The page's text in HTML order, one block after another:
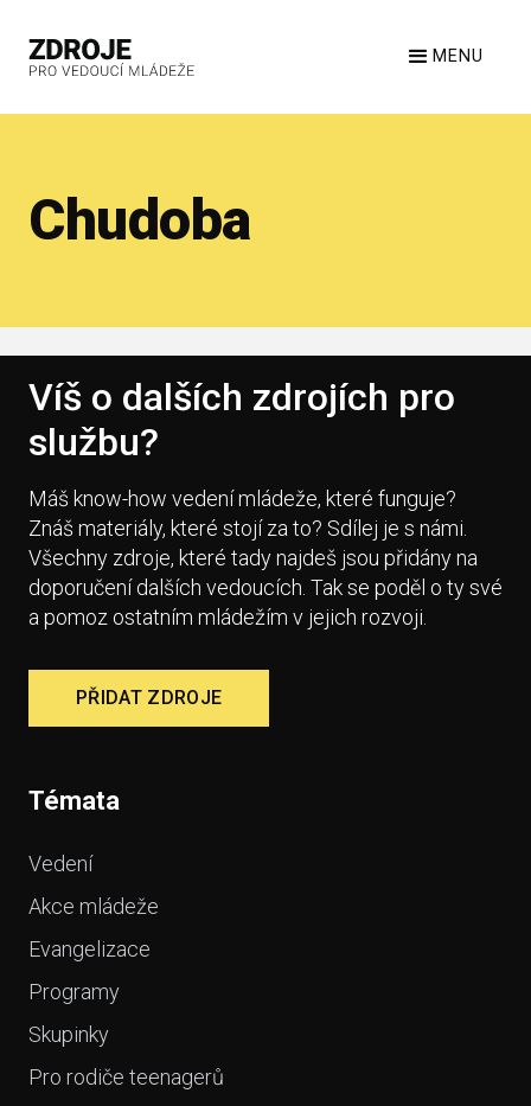
MENU
Chudoba
Víš o dalších zdrojích pro
službu?
Máš know-how vedení mládeže, které funguje?
Znáš materiály, které stojí za to? Sdílej je s námi.
Všechny zdroje, které tady najdeš jsou přidány na
doporučení dalších vedoucích. Tak se poděl o ty své
a pomoz ostatním mládežím v jejich rozvoji.
PŘIDAT ZDROJE
Témata
Vedení
Akce mládeže
Evangelizace
Programy
Skupinky
Pro rodiče teenagerů